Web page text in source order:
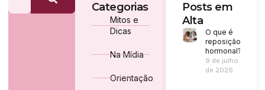
Categorias
Mitos e
Dicas
Na Mídia
Orientação
Posts em
Alta
O que é
reposição
hormonal?
9 de julho
de 2026